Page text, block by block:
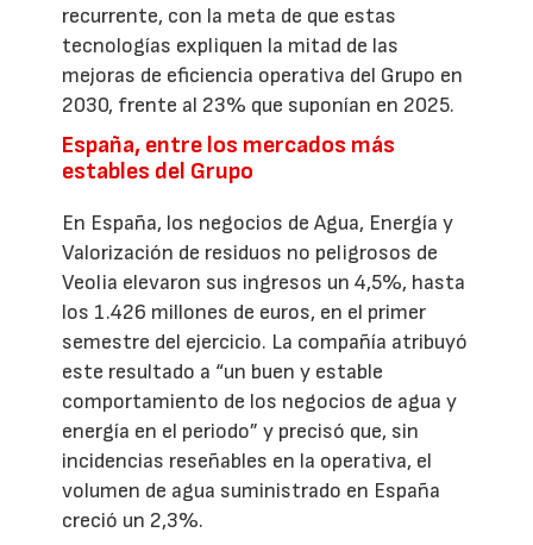
recurrente, con la meta de que estas
tecnologías expliquen la mitad de las
mejoras de eficiencia operativa del Grupo en
2030, frente al 23% que suponían en 2025.
España, entre los mercados más
estables del Grupo
En España, los negocios de Agua, Energía y
Valorización de residuos no peligrosos de
Veolia elevaron sus ingresos un 4,5%, hasta
los 1.426 millones de euros, en el primer
semestre del ejercicio. La compañía atribuyó
este resultado a “un buen y estable
comportamiento de los negocios de agua y
energía en el periodo” y precisó que, sin
incidencias reseñables en la operativa, el
volumen de agua suministrado en España
creció un 2,3%.